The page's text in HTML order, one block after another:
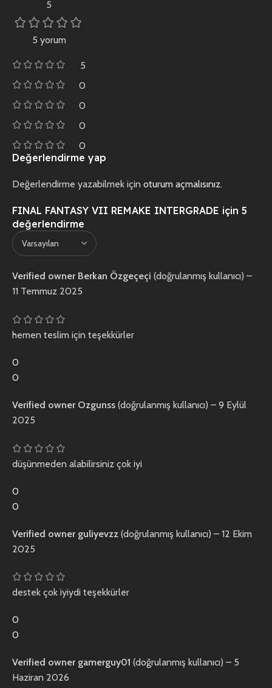
5
5 yorum
5
0
0
0
0
FINAL FANTASY VII REMAKE INTERGRADE için 5
değerlendirme
Verified owner Berkan Özgeçeçi (doğrulanmış kullanıcı) –
11 Temmuz 2025
hemen teslim için teşekkürler
0
0
Verified owner Ozgunss (doğrulanmış kullanıcı) – 9 Eylül
2025
düşünmeden alabilirsiniz çok iyi
0
0
Verified owner guliyevzz (doğrulanmış kullanıcı) – 12 Ekim
2025
destek çok iyiydi teşekkürler
0
0
Verified owner gamerguy01 (doğrulanmış kullanıcı) – 5
Haziran 2026
Değerlendirme yap
Değerlendirme yazabilmek için oturum açmalısınız.